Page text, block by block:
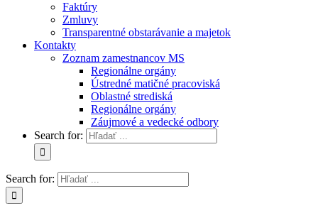
Faktúry
Zmluvy
Transparentné obstarávanie a majetok
Kontakty
Zoznam zamestnancov MS
Regionálne orgány
Ústredné matičné pracoviská
Oblastné strediská
Regionálne orgány
Záujmové a vedecké odbory
Search for:
Search for: